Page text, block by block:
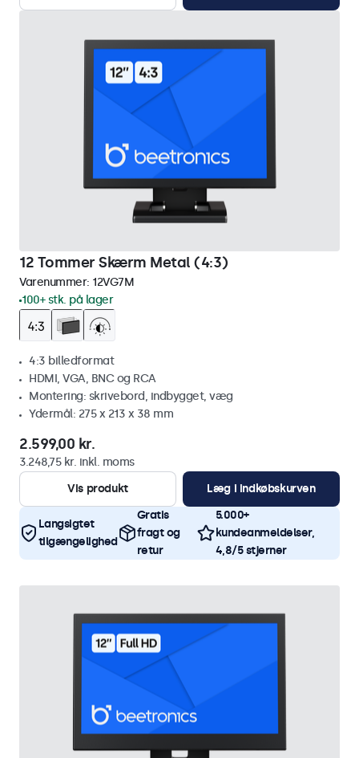
12 Tommer Skærm Metal (4:3)
Varenummer: 12VG7M
100+ stk. på lager
4:3 billedformat
HDMI, VGA, BNC og RCA
Montering: skrivebord, indbygget, væg
Ydermål: 275 x 213 x 38 mm
2.599,00 kr.
3.248,75 kr. inkl. moms
Vis produkt
Læg i indkøbskurven
Langsigtet
tilgængelighed
Gratis
fragt og
retur
5.000+
kundeanmeldelser,
4,8/5 stjerner